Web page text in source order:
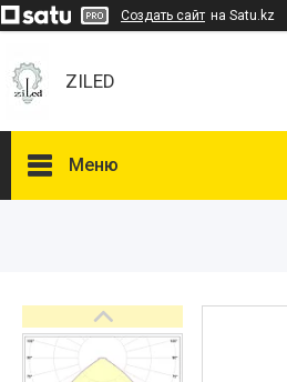
Создать сайт на Satu.kz
ZILED
Меню
ФАРЛАЙТ
NLCO